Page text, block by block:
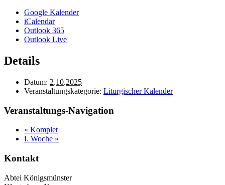
Google Kalender
iCalendar
Outlook 365
Outlook Live
Details
Datum: 2.10.2025
Veranstaltungskategorie: Liturgischer Kalender
Veranstaltungs-Navigation
« Komplet
I. Woche »
Kontakt
Abtei Königsmünster